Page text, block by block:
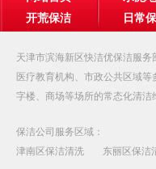
开荒保洁
日常
天津市滨海新区快洁优保洁服
医疗教育机构、市政公共区域
字楼、商场等场所的常态化清
保洁公司服务区域：
津南区保洁清洗
东丽区保洁